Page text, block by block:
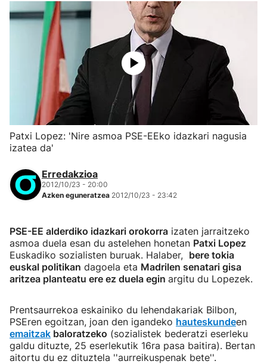
Patxi Lopez: 'Nire asmoa PSE-EEko idazkari nagusia
izatea da'
Erredakzioa
2012/10/23 - 20:00
Azken eguneratzea 2012/10/23 - 23:42
PSE-EE alderdiko idazkari orokorra izaten jarraitzeko
asmoa duela esan du astelehen honetan Patxi Lopez
Euskadiko sozialisten buruak. Halaber, bere tokia
euskal politikan dagoela eta Madrilen senatari gisa
aritzea planteatu ere ez duela egin argitu du Lopezek.
Prentsaurrekoa eskainiko du lehendakariak Bilbon,
PSEren egoitzan, joan den igandeko hauteskundeen
emaitzak baloratzeko (sozialistek bederatzi eserleku
galdu dituzte, 25 eserlekutik 16ra pasa baitira). Bertan
aitortu du ez dituztela ''aurreikuspenak bete''.